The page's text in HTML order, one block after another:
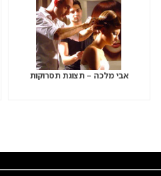
אבי מלכה – תצוגת תסרוקות